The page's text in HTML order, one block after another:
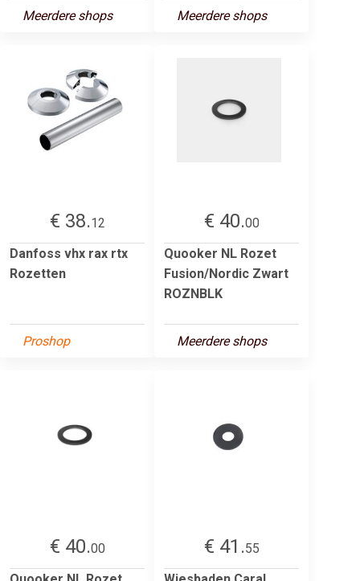
Meerdere shops Meerdere shops
€ 38.12
Danfoss vhx rax rtx
Rozetten
Proshop
€ 40.00
Quooker NL Rozet
Fusion/Nordic Zwart
ROZNBLK
Meerdere shops
€ 40.00
€ 41.55